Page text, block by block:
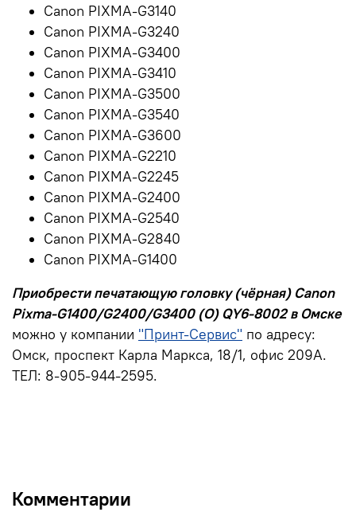
Canon PIXMA-G3140
Canon PIXMA-G3240
Canon PIXMA-G3400
Canon PIXMA-G3410
Canon PIXMA-G3500
Canon PIXMA-G3540
Canon PIXMA-G3600
Canon PIXMA-G2210
Canon PIXMA-G2245
Canon PIXMA-G2400
Canon PIXMA-G2540
Canon PIXMA-G2840
Canon PIXMA-G1400
Приобрестипечатающую головку (чёрная) Canon
Pixma-G1400/G2400/G3400 (O) QY6-8002 в Омске
можно у компании "Принт-Сервис" по адресу:
Омск, проспект Карла Маркса, 18/1, офис 209А.
ТЕЛ: 8-905-944-2595.
Комментарии